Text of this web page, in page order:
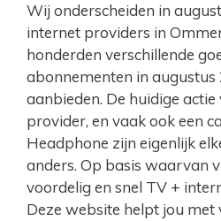
Wij onderscheiden in
internet providers in
honderden verschillende
abonnementen in augustus
aanbieden. De huidige
provider, en vaak ook een
Headphone zijn eigenlijk
anders. Op basis waarvan
voordelig en snel TV +
Deze website helpt jou met